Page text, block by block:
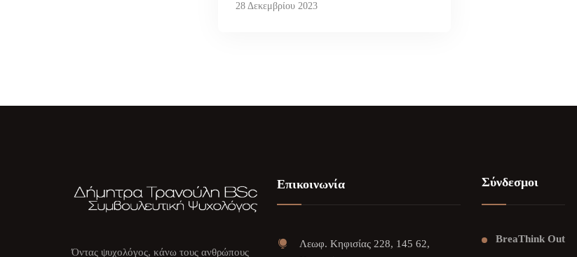
28 Δεκεμβρίου 2023
Όντας ψυχολόγος, κάνω τους ανθρώπους
Επικοινωνία
Λεωφ. Κηφισίας 228, 145 62,
Σύνδεσμοι
BreaThink Out